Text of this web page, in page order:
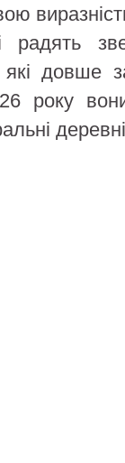
радять
які довше
року